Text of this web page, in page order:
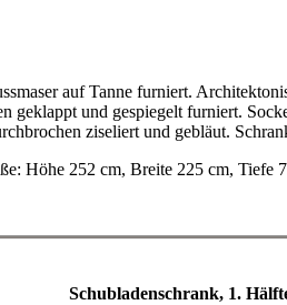
auf Tanne furniert.
und gespiegelt furniert.
ziseliert und gebläut.
Höhe 252 cm, Breite 225 cm, Tiefe
Schubladenschrank, 1.